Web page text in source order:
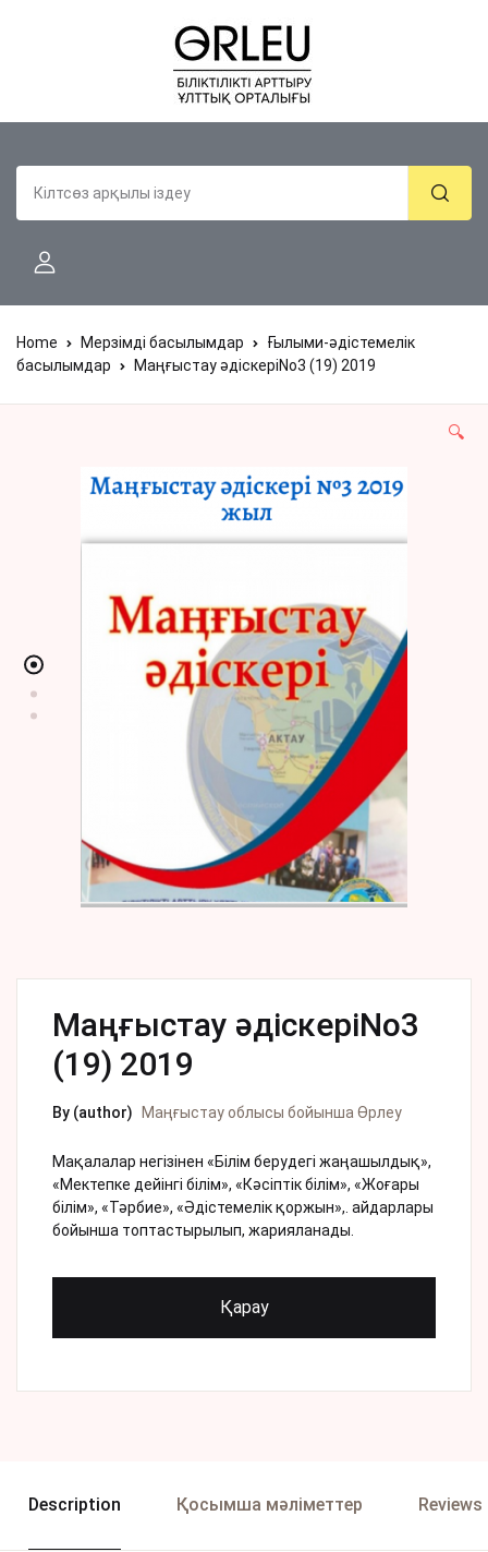
Home Мерзімді басылымдар
Ғылыми-әдістемелік
басылымдар
Маңғыстау əдіскеріNo3 (19) 2019
🔍
Маңғыстау əдіскеріNo3
(19) 2019
By (author) Маңғыстау облысы бойынша Өрлеу
Мақалалар негізінен «Білім берудегі жаңашылдық»,
«Мектепке дейінгі білім», «Кәсіптік білім», «Жоғары
білім», «Тәрбие», «Әдістемелік қоржын»,. айдарлары
бойынша топтастырылып, жарияланады.
Қарау
Description Қосымша мәліметтер Reviews